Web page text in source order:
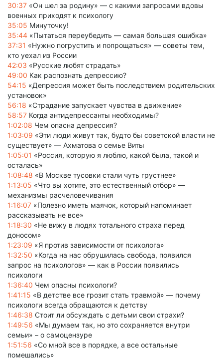
30:37 «Он шел за родину» — с какими запросами вдовы
военных приходят к психологу
35:05 Минуточку!
35:44 «Пытаться переубедить — самая большая ошибка»
37:31 «Нужно погрустить и попрощаться» — советы тем,
кто уехал из России
42:03 «Русские любят страдать»
49:00 Как распознать депрессию?
54:15 «Депрессия может быть последствием родительских
установок»
56:18 «Страдание запускает чувства в движение»
58:57 Когда антидепрессанты необходимы?
1:02:08 Чем опасна депрессия?
1:03:09 «Эти люди живут так, будто бы советской власти не
существует» — Ахматова о семье Виты
1:05:01 «Россия, которую я люблю, какой была, такой и
осталась»
1:08:48 «В Москве тусовки стали чуть грустнее»
1:13:05 «Что вы хотите, это естественный отбор» —
механизмы расчеловечивания
1:16:07 «Полезно иметь маячок, который напоминает
рассказывать не все»
1:18:30 «Не вижу в людях тотального страха перед
доносом»
1:23:09 «Я против зависимости от психолога»
1:32:50 «Когда на нас обрушилась свобода, появился
запрос на психологов» — как в России появились
психологи
1:36:40 Чем опасны психологи?
1:41:15 «В детстве все грозит стать травмой» — почему
психологи всегда обращаются к детству
1:46:38 Стоит ли обсуждать с детьми свои страхи?
1:49:56 «Мы думаем так, но это сохраняется внутри
семьи» – о самоцензуре
1:51:56 «Со мной все в порядке, а все остальные
помешались»